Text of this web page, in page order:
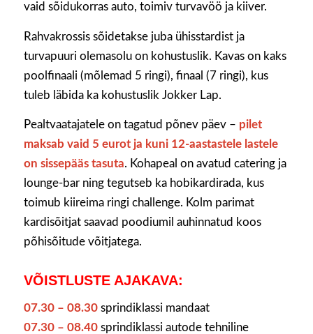
vaid sõidukorras auto, toimiv turvavöö ja kiiver.
Rahvakrossis sõidetakse juba ühisstardist ja
turvapuuri olemasolu on kohustuslik. Kavas on kaks
poolfinaali (mõlemad 5 ringi), finaal (7 ringi), kus
tuleb läbida ka kohustuslik Jokker Lap.
Pealtvaatajatele on tagatud põnev päev – pilet
maksab vaid 5 eurot ja kuni 12-aastastele lastele
on sissepääs tasuta. Kohapeal on avatud catering ja
lounge-bar ning tegutseb ka hobikardirada, kus
toimub kiireima ringi challenge. Kolm parimat
kardisõitjat saavad poodiumil auhinnatud koos
põhisõitude võitjatega.
VÕISTLUSTE AJAKAVA:
07.30 – 08.30sprindiklassi mandaat
07.30 – 08.40sprindiklassi autode tehniline